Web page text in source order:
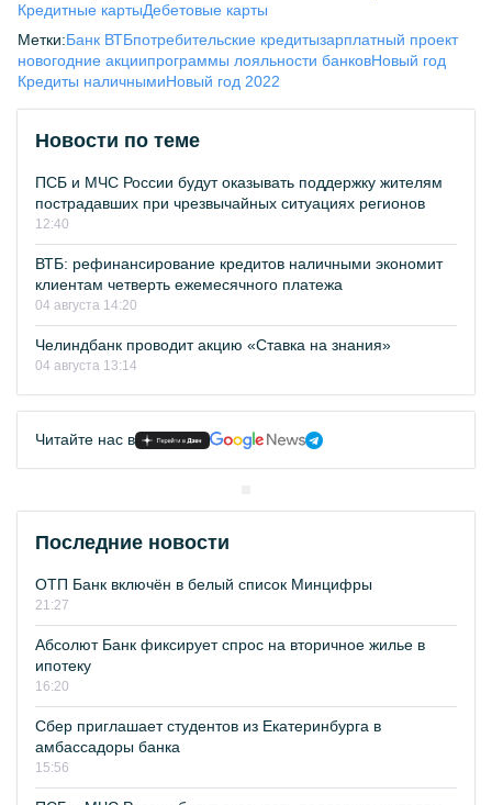
Кредитные картыДебетовые карты
Метки:Банк ВТБпотребительские кредитызарплатный проект
новогодние акциипрограммы лояльности банковНовый год
Кредиты наличнымиНовый год 2022
Новости по теме
ПСБ и МЧС России будут оказывать поддержку жителям
пострадавших при чрезвычайных ситуациях регионов
12:40
ВТБ: рефинансирование кредитов наличными экономит
клиентам четверть ежемесячного платежа
04 августа 14:20
Челиндбанк проводит акцию «Ставка на знания»
04 августа 13:14
Читайте нас в
Последние новости
ОТП Банк включён в белый список Минцифры
21:27
Абсолют Банк фиксирует спрос на вторичное жилье в
ипотеку
16:20
Сбер приглашает студентов из Екатеринбурга в
амбассадоры банка
15:56